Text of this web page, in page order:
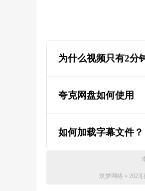
为什么视频只有2分
为什么迅雷云盘
夸克网盘如何使用
如何加载字幕文件？
筑梦网络 » 2023[